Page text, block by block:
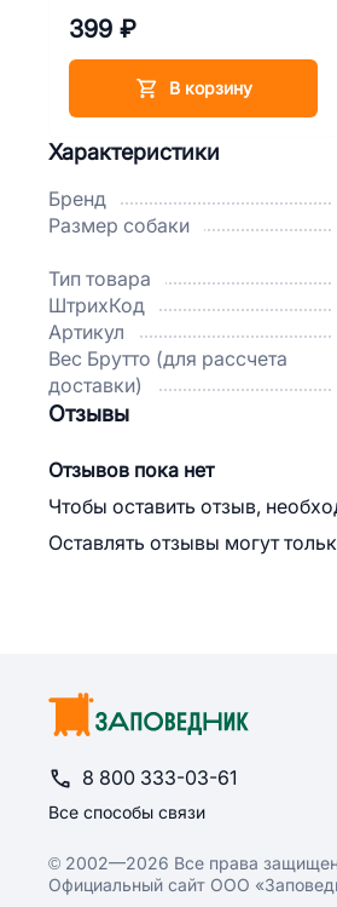
399 ₽
В корзину
Характеристики
Бренд
Размер собаки
Тип товара
ШтрихКод
Артикул
Вес Брутто (для рассчета
доставки)
Отзывы
Отзывов пока нет
Чтобы оставить отзыв,
Оставлять отзывы могут
8 800 333-03-61
Все способы связи
© 2002—2026 Все права
Официальный сайт ООО